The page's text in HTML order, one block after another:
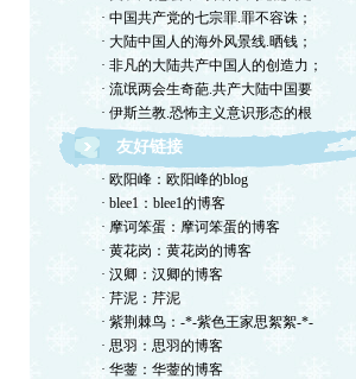
· 中国共产党的七宗罪.罪不容诛；
· 大陆中国人的海外风景线.晒钱；
· 非凡的大陆共产中国人的创造力；
· 流氓两会生奇葩.共产大陆中国要
· 伊斯兰教.恐怖主义意识形态的根
友好链接
· 欧阳峰：欧阳峰的blog
· blee1：blee1的博客
· 摩诃笨蛋：摩诃笨蛋的博客
· 黄花岗：黄花岗的博客
· 汉卿：汉卿的博客
· 芹泥：芹泥
· 紫荆棘鸟：-*-紫色王家思絮絮-*-
· 思羽：思羽的博客
· 华蓥：华蓥的博客